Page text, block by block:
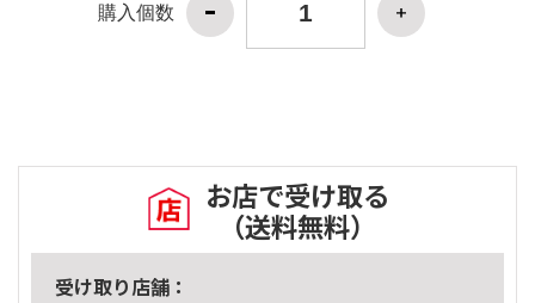
購入個数
お店で受け取る
（送料無料）
受け取り店舗：